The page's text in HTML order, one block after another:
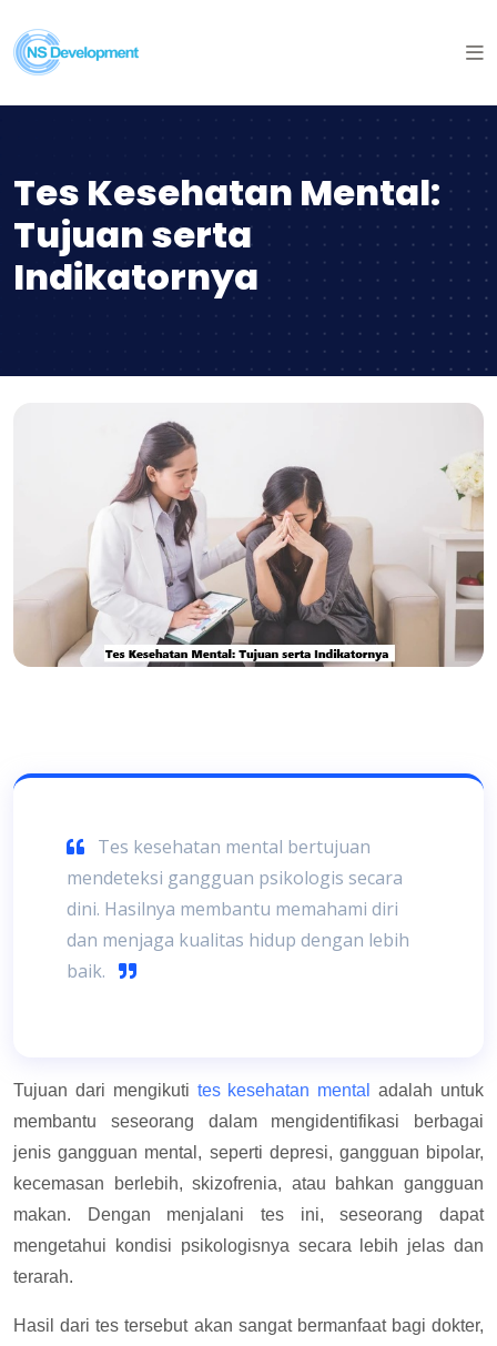
Tes Kesehatan Mental:
Tujuan serta
Indikatornya
Tes kesehatan mental bertujuan
mendeteksi gangguan psikologis secara
dini. Hasilnya membantu memahami diri
dan menjaga kualitas hidup dengan lebih
baik.
Tujuan dari mengikuti tes kesehatan mental
adalah untuk
membantu seseorang dalam mengidentifikasi berbagai
jenis gangguan mental, seperti depresi, gangguan bipolar,
kecemasan berlebih, skizofrenia, atau bahkan gangguan
makan. Dengan menjalani tes ini, seseorang dapat
mengetahui kondisi psikologisnya secara lebih jelas dan
terarah.
Hasil dari tes tersebut akan sangat bermanfaat bagi dokter,